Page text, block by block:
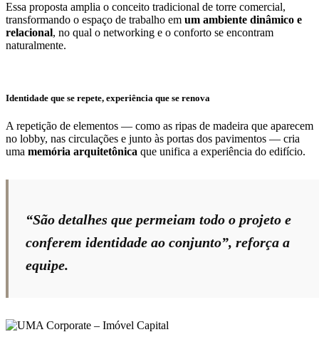
Essa proposta amplia o conceito tradicional de torre comercial,
transformando o espaço de trabalho em um ambiente dinâmico e
relacional, no qual o networking e o conforto se encontram
naturalmente.
Identidade que se repete, experiência que se renova
A repetição de elementos — como as ripas de madeira que aparecem
no lobby, nas circulações e junto às portas dos pavimentos — cria
uma memória arquitetônica que unifica a experiência do edifício.
“São detalhes que permeiam todo o projeto e
conferem identidade ao conjunto”, reforça a
equipe.